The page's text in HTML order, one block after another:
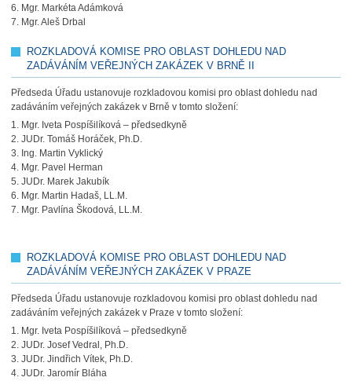
6. Mgr. Markéta Adámková
7. Mgr. Aleš Drbal
ROZKLADOVÁ KOMISE PRO OBLAST DOHLEDU NAD
ZADÁVÁNÍM VEŘEJNÝCH ZAKÁZEK V BRNĚ II
Předseda Úřadu ustanovuje rozkladovou komisi pro oblast dohledu nad
zadáváním veřejných zakázek v Brně v tomto složení:
1. Mgr. Iveta Pospíšilíková – předsedkyně
2. JUDr. Tomáš Horáček, Ph.D.
3. Ing. Martin Vyklický
4. Mgr. Pavel Herman
5. JUDr. Marek Jakubík
6. Mgr. Martin Hadaš, LL.M.
7. Mgr. Pavlína Škodová, LL.M.
ROZKLADOVÁ KOMISE PRO OBLAST DOHLEDU NAD
ZADÁVÁNÍM VEŘEJNÝCH ZAKÁZEK V PRAZE
Předseda Úřadu ustanovuje rozkladovou komisi pro oblast dohledu nad
zadáváním veřejných zakázek v Praze v tomto složení:
1. Mgr. Iveta Pospíšilíková – předsedkyně
2. JUDr. Josef Vedral, Ph.D.
3. JUDr. Jindřich Vítek, Ph.D.
4. JUDr. Jaromír Bláha